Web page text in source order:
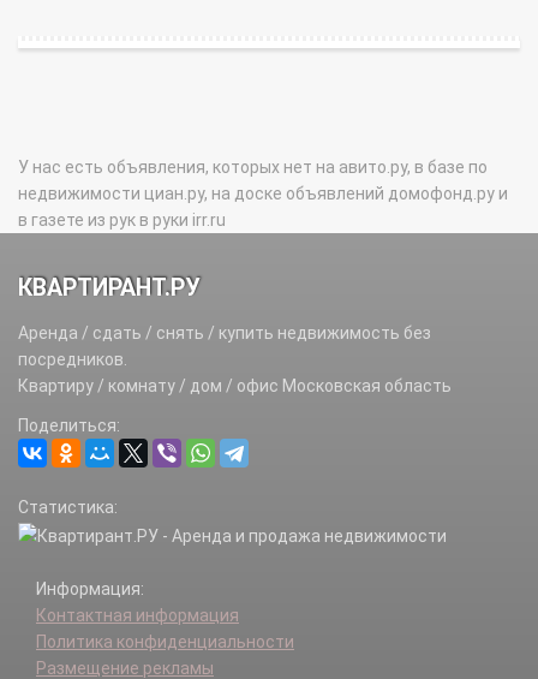
У нас есть объявления, которых нет на авито.ру, в базе по
недвижимости циан.ру, на доске объявлений домофонд.ру и
в газете из рук в руки irr.ru
КВАРТИРАНТ.РУ
Аренда / сдать / снять / купить недвижимость без
посредников.
Квартиру / комнату / дом / офис Московская область
Поделиться:
Статистика:
Информация:
Контактная информация
Политика конфиденциальности
Размещение рекламы